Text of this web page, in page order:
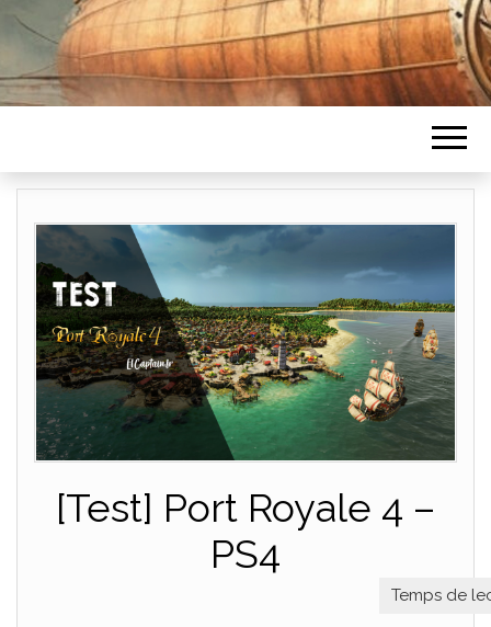
[Test] Port Royale 4 –
PS4